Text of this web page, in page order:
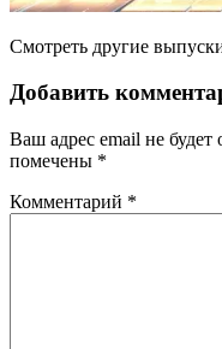
Смотреть другие
Добавить
Ваш адрес email не будет
помечены *
Комментарий *